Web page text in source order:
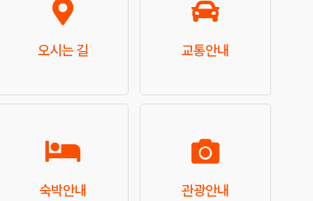
오시는 길 교통안내
숙박안내 관광안내